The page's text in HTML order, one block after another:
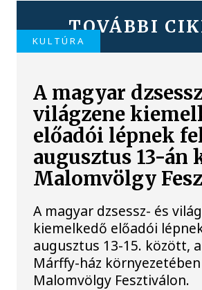
TOVÁBBI
KULTÚRA
A magyar
világzene
előadói lépnek
augusztus 13-án
Malomvölgy
A magyar dzsessz- és
kiemelkedő előadói
augusztus 13-15. között,
Márffy-ház
Malomvölgy Fesztiválon.